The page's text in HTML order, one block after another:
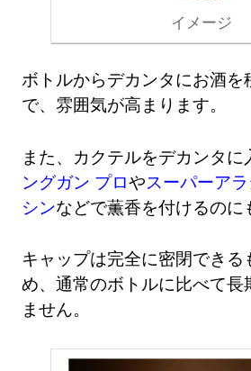
イメージ
ボトルからデカンタにお酒を
で、雰囲気が高まります。
また、カクテルをデカンタに
ングガン プロやスーパーア
シンなどで薫香を付けるのに
キャップは完全に密閉できる
め、通常のボトルに比べて長
ません。